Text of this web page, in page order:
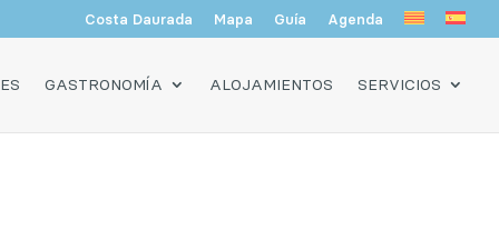
Costa Daurada Mapa Guía Agenda
GASTRONOMÍA ALOJAMIENTOS SERVICIOS